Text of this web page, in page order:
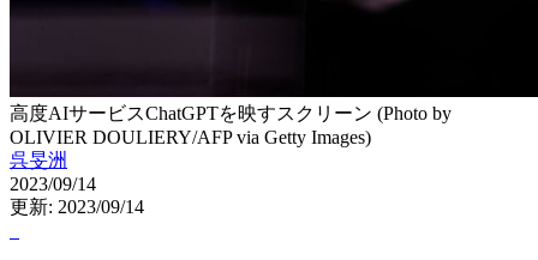
高度AIサービスChatGPTを映すスクリーン (Photo by
OLIVIER DOULIERY/AFP via Getty Images)
呉旻洲
2023/09/14
更新: 2023/09/14